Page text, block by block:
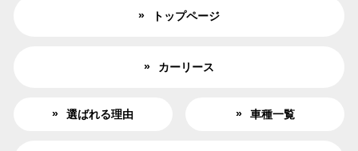
トップページ
カーリース
選ばれる理由 車種一覧